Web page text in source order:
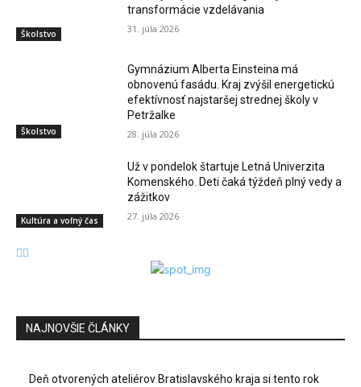
Školstvo
transformácie vzdelávania
31. júla 2026
Školstvo
Gymnázium Alberta Einsteina má
obnovenú fasádu. Kraj zvýšil energetickú
efektívnosť najstaršej strednej školy v
Petržalke
28. júla 2026
Kultúra a voľný čas
Už v pondelok štartuje Letná Univerzita
Komenského. Deti čaká týždeň plný vedy a
zážitkov
27. júla 2026
NAJNOVŠIE ČLÁNKY
Deň otvorených ateliérov Bratislavského kraja si tento rok